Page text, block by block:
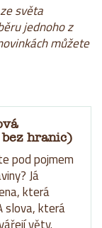
světa
jednoho z
můžete
hranic)
pod pojmem
Já
která
slova, která